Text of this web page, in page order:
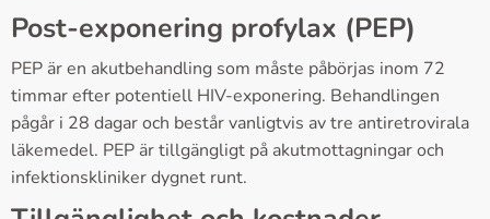
Post-exponering profylax (PEP)
PEP är en akutbehandling som måste påbörjas inom 72
timmar efter potentiell HIV-exponering. Behandlingen
pågår i 28 dagar och består vanligtvis av tre antiretrovirala
läkemedel. PEP är tillgängligt på akutmottagningar och
infektionskliniker dygnet runt.